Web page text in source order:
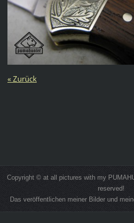
« Zurück
Copyright © at all pictures with my
reserved!
Das veröffentlichen meiner Bilder und